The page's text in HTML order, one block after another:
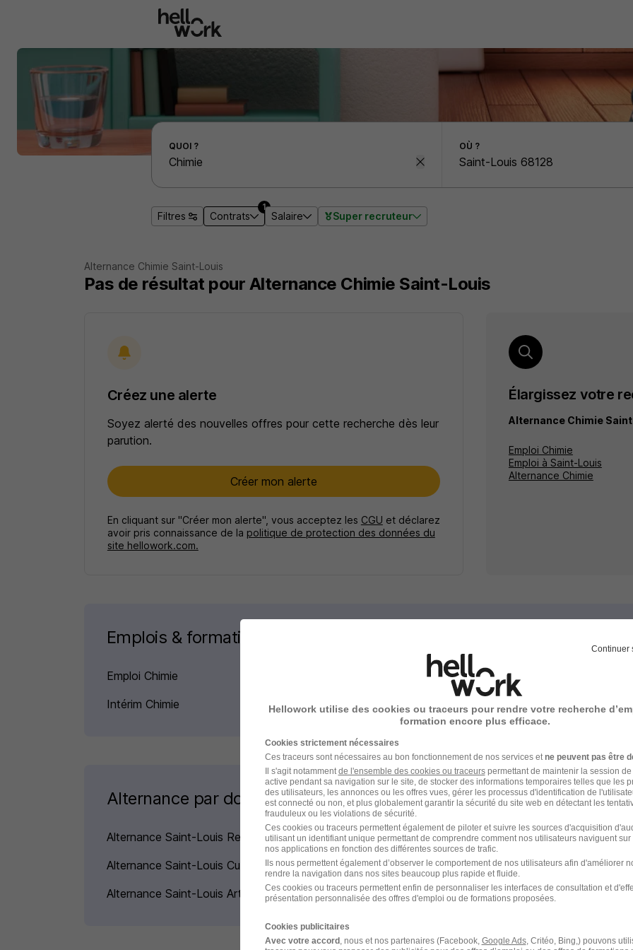
Effectuer une recherche d'emploi par localité
QUOI ? OÙ ?
Filtres Contrats
1
Salaire Super recruteur
Alternance Chimie Saint-Louis
Pas de résultat pour Alternance Chimie Saint-Louis
Créez une alerte
Soyez alerté des nouvelles offres pour cette recherche dès leur
parution.
Créer mon alerte
En cliquant sur "Créer mon alerte", vous acceptez les CGU et déclarez
avoir pris connaissance de la politique de protection des données du
site hellowork.com.
Élargissez votre
Alternance Chimie
Emploi Chimie
Emploi à Saint-Louis
Alternance Chimie
Emplois & formations
Emploi Chimie Alternance Chimie
Intérim Chimie
Alternance par domaine à Saint-Louis
Alternance Saint-Louis Restauration Alternance Saint-Louis Service
Alternance Saint-Louis Culture
Alternance Saint-Louis Santé
Alternance Saint-Louis Artisanat
Alternance Saint-Louis Hotellerie
Continuer
Hellowork utilise des cookies ou traceurs pour rendre votre recherche
formation encore plus efficace.
Cookies strictement nécessaires
Ces traceurs sont nécessaires au bon fonctionnement de nos services etne peuvent pas être
Il s'agit notammentde l'ensemble des cookies ou traceurspermettant de maintenir la session
active pendant sa navigation sur le site, de stocker des informations temporaires telles que les
des utilisateurs, les annonces ou les offres vues, gérer les processus d'identification de
est connecté ou non, et plus globalement garantir la sécurité du site web en détectant les
frauduleux ou les violations de sécurité.
Ces cookies ou traceurs permettent également de piloter et suivre les sources d'acquisition
utilisant un identifiant unique permettant de comprendre comment nos utilisateurs naviguent sur
nos applications en fonction des différentes sources de trafic.
Ils nous permettent également d’observer le comportement de nos utilisateurs afin d'améliorer
rendre la navigation dans nos sites beaucoup plus rapide et fluide.
Ces cookies ou traceurs permettent enfin de personnaliser les interfaces de consultation et
présentation personnalisée des offres d'emploi ou de formations proposées.
Cookies publicitaires
Avec votre accord , nous et nos partenaires (Facebook, Google Ads, Critéo, Bing,) pouvons